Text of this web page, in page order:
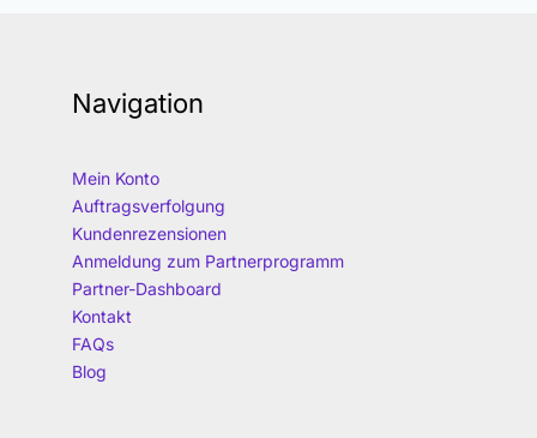
Navigation
Mein Konto
Auftragsverfolgung
Kundenrezensionen
Anmeldung zum Partnerprogramm
Partner-Dashboard
Kontakt
FAQs
Blog